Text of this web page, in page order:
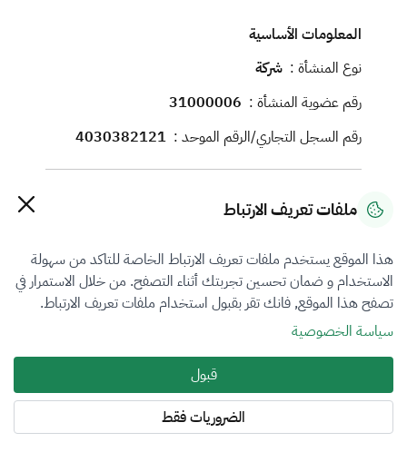
المعلومات الأساسية
نوع المنشأة : شركة
رقم عضوية المنشأة : 31000006
رقم السجل التجاري/الرقم الموحد : 4030382121
معلومات الاتصال
البريد الإلكتروني : executive@maqdar.com.sa
الموقع الإلكتروني :
العنوان :
JJAB2461, 2461, الامير عبدالمجيد, 8076, راشد
بن صالح, مكة المكرمة, جدة, 22433
ملفات تعريف الارتباط
هذا الموقع يستخدم ملفات تعريف الارتباط الخاصة للتاكد من سهولة
الاستخدام و ضمان تحسين تجربتك أثناء التصفح. من خلال الاستمرار في
تصفح هذا الموقع, فانك تقر بقبول استخدام ملفات تعريف الارتباط.
سياسة الخصوصية
قبول
الضروريات فقط